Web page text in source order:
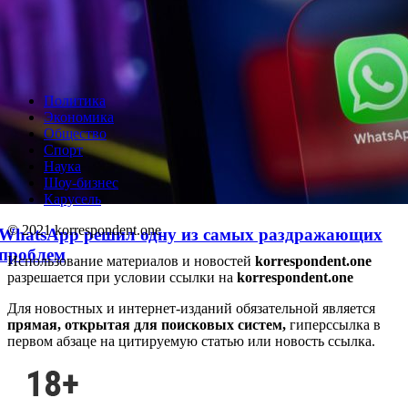
решил одну из самых раздражающих
Политика
Экономика
Общество
Спорт
Наука
Шоу-бизнес
Карусель
© 2021 korrespondent.one
Использование материалов и новостей korrespondent.one
разрешается при условии ссылки на korrespondent.one
Для новостных и интернет-изданий обязательной является
прямая, открытая для поисковых систем, гиперссылка в
первом абзаце на цитируемую статью или новость ссылка.